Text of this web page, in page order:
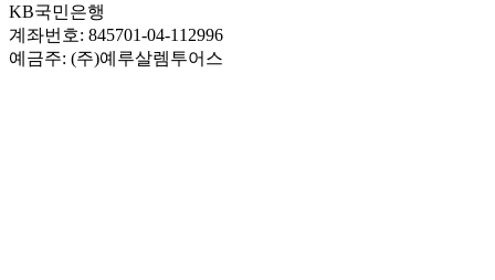
KB국민은행
계좌번호: 845701-04-112996
예금주: (주)예루살렘투어스